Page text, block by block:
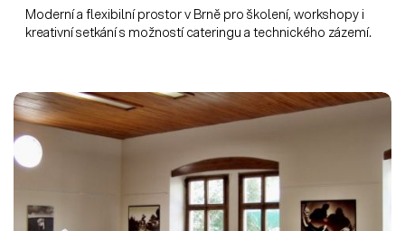
Moderní a flexibilní prostor v Brně pro školení, workshopy i
kreativní setkání s možností cateringu a technického zázemí.